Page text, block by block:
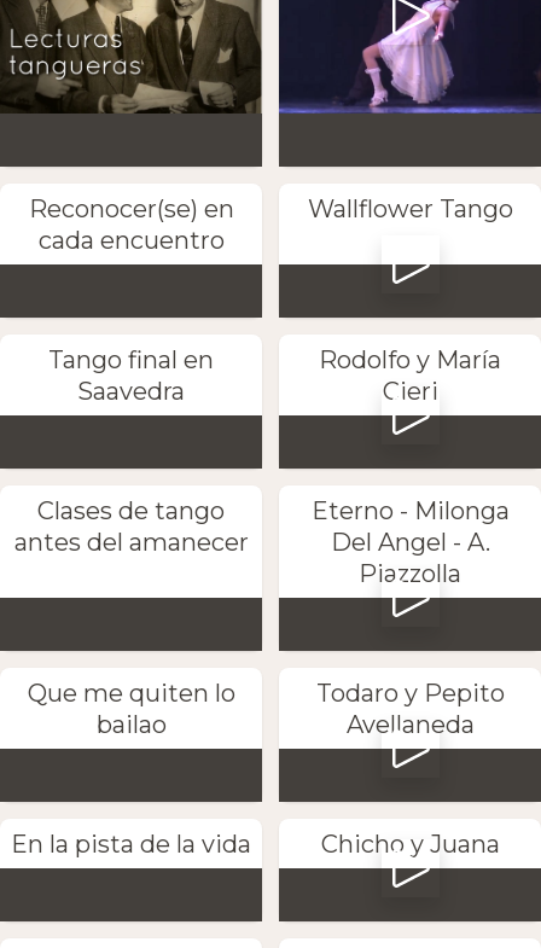
Reconocer(se) en
cada encuentro
Wallflower Tango
Tango final en
Saavedra
Rodolfo y María
Cieri
Clases de tango
antes del amanecer
Eterno - Milonga
Del Angel - A.
Piazzolla
Que me quiten lo
bailao
Todaro y Pepito
Avellaneda
En la pista de la vida Chicho y Juana